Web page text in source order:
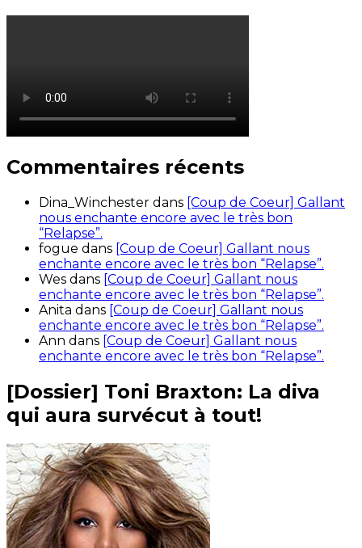
Commentaires récents
Dina_Winchester dans [Coup de Coeur] Gallant
nous enchante encore avec le très bon
“Relapse”.
fogue dans [Coup de Coeur] Gallant nous
enchante encore avec le très bon “Relapse”.
Wes dans [Coup de Coeur] Gallant nous
enchante encore avec le très bon “Relapse”.
Anita dans [Coup de Coeur] Gallant nous
enchante encore avec le très bon “Relapse”.
Ann dans [Coup de Coeur] Gallant nous
enchante encore avec le très bon “Relapse”.
[Dossier] Toni Braxton: La diva
qui aura survécut à tout!